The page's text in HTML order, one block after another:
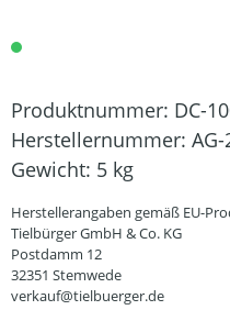
Produktnummer: DC-
Herstellernummer: AG-
Gewicht: 5 kg
Herstellerangaben gemäß EU-
Tielbürger GmbH & Co. KG
Postdamm 12
32351 Stemwede
verkauf@tielbuerger.de